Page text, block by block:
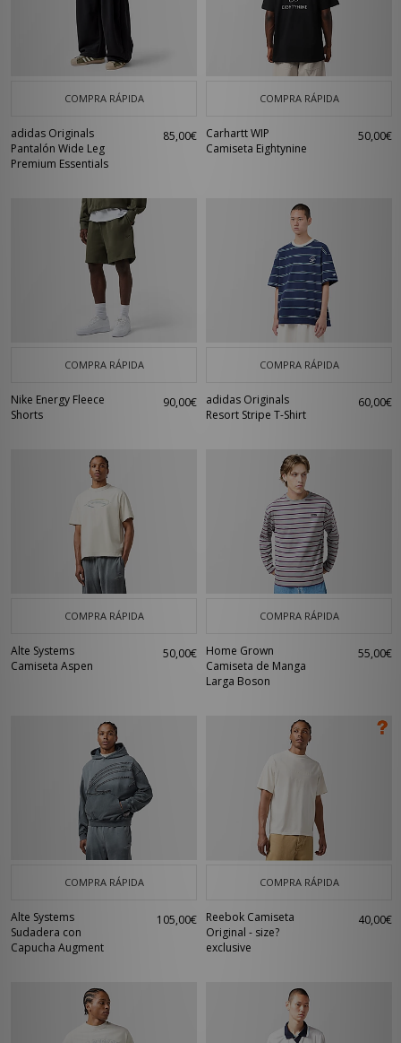
COMPRA RÁPIDA
adidas Originals
Pantalón Wide Leg
Premium Essentials
85,00€
COMPRA RÁPIDA
Carhartt WIP
Camiseta Eightynine
50,00€
COMPRA RÁPIDA
Nike Energy Fleece
Shorts
90,00€
COMPRA RÁPIDA
adidas Originals
Resort Stripe T-Shirt
60,00€
COMPRA RÁPIDA
Alte Systems
Camiseta Aspen
50,00€
COMPRA RÁPIDA
Home Grown
Camiseta de Manga
Larga Boson
55,00€
COMPRA RÁPIDA
Alte Systems
Sudadera con
Capucha Augment
105,00€
COMPRA RÁPIDA
Reebok Camiseta
Original - size?
exclusive
40,00€